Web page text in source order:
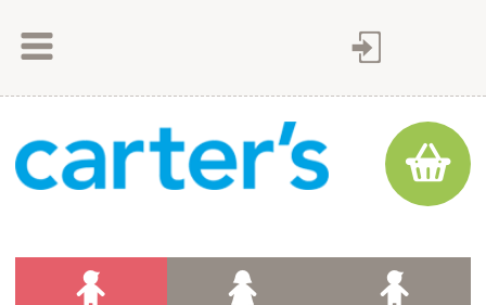
Как оплатить
Доставка товара
Контакты